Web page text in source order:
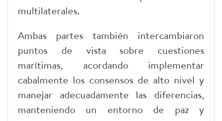
multilaterales.
Ambas partes también intercambiaron
puntos de vista sobre cuestiones
marítimas, acordando implementar
cabalmente los consensos de alto nivel y
manejar adecuadamente las diferencias,
manteniendo un entorno de paz y